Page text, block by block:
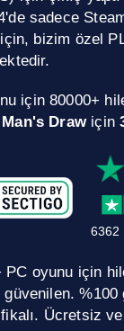
sadece
bizim özel
için 80000+
Drawiçin
6362
PC oyunu için
%100
Ücretsiz